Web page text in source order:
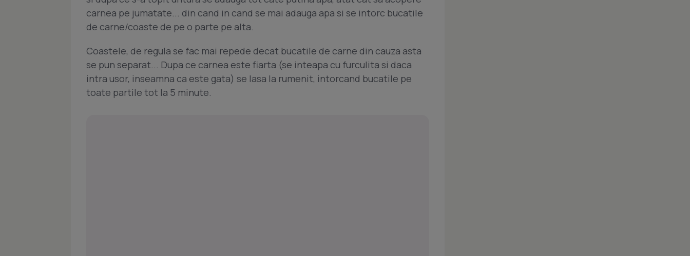
carnea pe jumatate... din cand in cand se mai adauga apa si se intorc bucatile
de carne/coaste de pe o parte pe alta.
Coastele, de regula se fac mai repede decat bucatile de carne din cauza asta
se pun separat... Dupa ce carnea este fiarta (se inteapa cu furculita si daca
intra usor, inseamna ca este gata) se lasa la rumenit, intorcand bucatile pe
toate partile tot la 5 minute.